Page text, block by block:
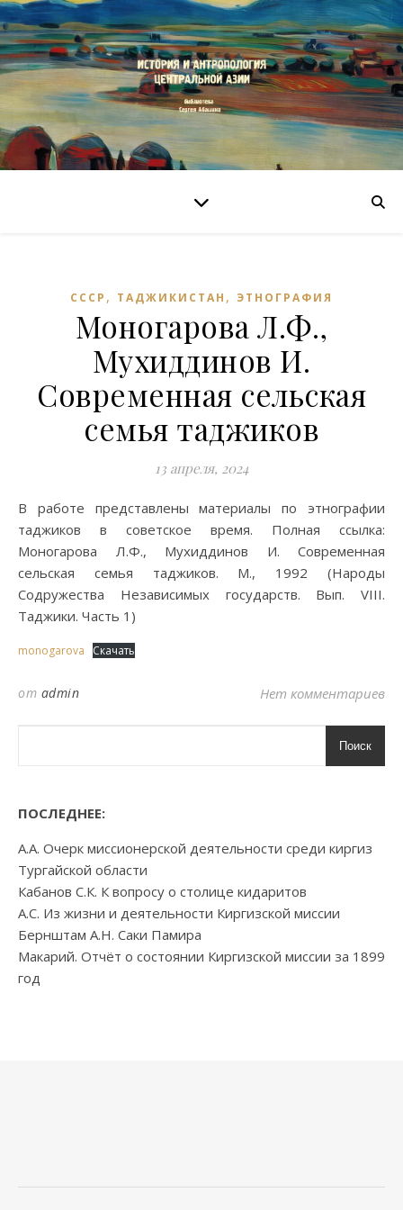
СССР , ТАДЖИКИСТАН , ЭТНОГРАФИЯ
Моногарова Л.Ф.,
Мухиддинов И.
Современная сельская
семья таджиков
13 апреля, 2024
В работе представлены материалы по этнографии
таджиков в советское время. Полная ссылка:
Моногарова Л.Ф., Мухиддинов И. Современная
сельская семья таджиков. М., 1992 (Народы
Содружества Независимых государств. Вып. VIII.
Таджики. Часть 1)
monogarova Скачать
от admin Нет комментариев
Поиск
ПОСЛЕДНЕЕ:
А.А. Очерк миссионерской деятельности среди киргиз
Тургайской области
Кабанов С.К. К вопросу о столице кидаритов
А.С. Из жизни и деятельности Киргизской миссии
Бернштам А.Н. Саки Памира
Макарий. Отчёт о состоянии Киргизской миссии за 1899
год